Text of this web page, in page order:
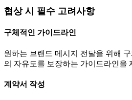
협상 시 필수 고려사항
구체적인 가이드라인
원하는 브랜드 메시지 전달을 위해
의 자유도를 보장하는 가이드라인을
계약서 작성